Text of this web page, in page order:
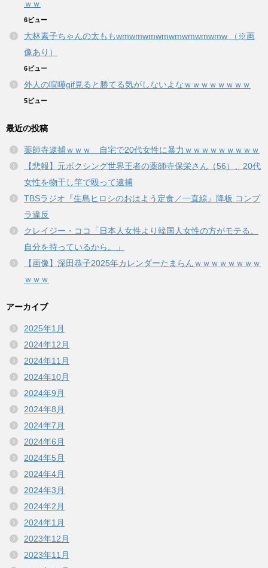
ｗｗ
6ビュー
大林素子ちゃんの太ももwmwmwmwmwmwmwmwmw （※画
像あり）
6ビュー
外人の喧嘩gif見ると勝てる気がしないよなｗｗｗｗｗｗｗｗ
5ビュー
最近の投稿
薬師寺逮捕ｗｗｗ 自宅で20代女性に暴力ｗｗｗｗｗｗｗｗｗ
【悲報】元ボクシング世界王者の薬師寺保栄さん（56）、20代
女性を物干し竿で殴って逮捕
TBSラジオ『生島ヒロシのおはよう定食／一直線』降板 コンプ
ラ違反
クレイジー・ココ「日本人女性より韓国人女性の方がモテる。
自分を持っているから。」
【画像】深田恭子2025年カレンダーたまらんｗｗｗｗｗｗｗｗ
ｗｗｗ
アーカイブ
2025年1月
2024年12月
2024年11月
2024年10月
2024年9月
2024年8月
2024年7月
2024年6月
2024年5月
2024年4月
2024年3月
2024年2月
2024年1月
2023年12月
2023年11月